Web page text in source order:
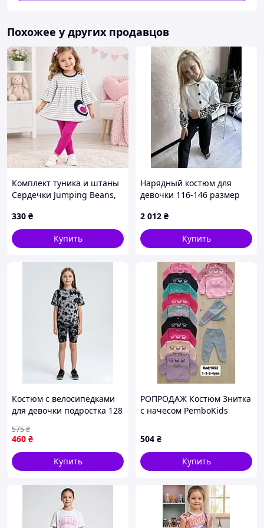
см. Штаны: длина 96 см, шаг 70 см, ПОТ 28 см.
см. Штаны: длина 100 см, шаг 73 см, ПОТ 29 см.
Похожее у других продавцов
Комплект туника и штаны
Сердечки Jumping Beans,
330 ₴
Купить
Нарядный костюм для
девочки 116-146 размер
2 012 ₴
Купить
Костюм с велосипедками
для девочки подростка 128
460 ₴
575₴
Купить
РОПРОДАЖ Костюм 3нитка
с начесом PemboKids
504 ₴
Купить